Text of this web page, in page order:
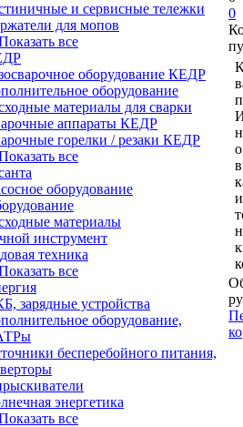
и сервисные тележки
для мопов
все
оборудование КЕДР
оборудование
материалы для сварки
аппараты КЕДР
горелки / резаки КЕДР
все
оборудование
материалы
инструмент
техника
все
зарядные устройства
оборудование,
бесперебойного питания,
энергетика
все
0